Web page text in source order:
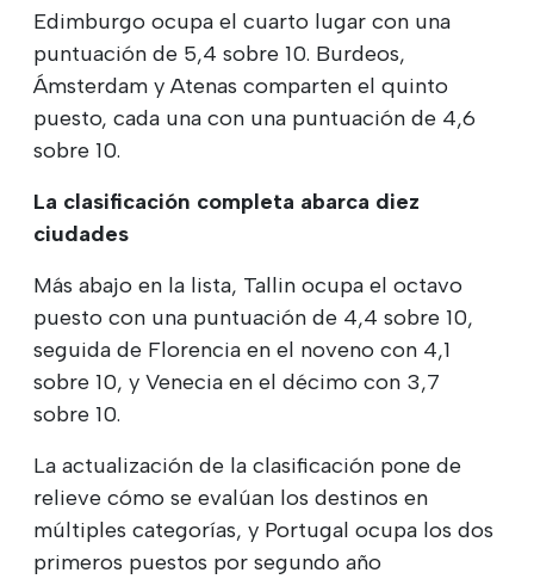
Edimburgo ocupa el cuarto lugar con una
puntuación de 5,4 sobre 10. Burdeos,
Ámsterdam y Atenas comparten el quinto
puesto, cada una con una puntuación de 4,6
sobre 10.
La clasificación completa abarca diez
ciudades
Más abajo en la lista, Tallin ocupa el octavo
puesto con una puntuación de 4,4 sobre 10,
seguida de Florencia en el noveno con 4,1
sobre 10, y Venecia en el décimo con 3,7
sobre 10.
La actualización de la clasificación pone de
relieve cómo se evalúan los destinos en
múltiples categorías, y Portugal ocupa los dos
primeros puestos por segundo año